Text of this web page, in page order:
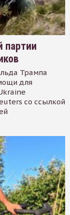
партии
Трампа
для
со ссылкой